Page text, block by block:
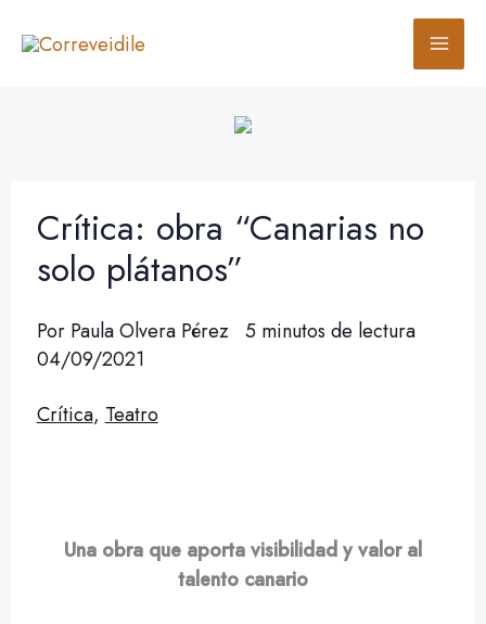
Crítica: obra “Canarias no
solo plátanos”
Por Paula Olvera Pérez
5 minutos de lectura
04/09/2021
Crítica, Teatro
Una obra que aporta visibilidad y valor al
talento canario
u